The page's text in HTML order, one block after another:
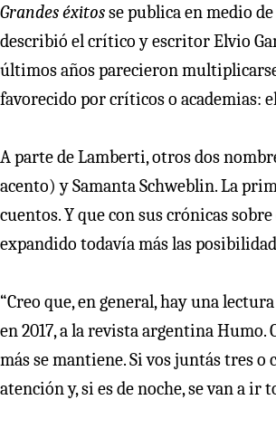
Grandes éxitosse publica en medio
describió el crítico y escritor Elvio
últimos años parecieron
favorecido por críticos o academias:
A parte de Lamberti, otros dos
acento) y Samanta Schweblin. La
cuentos. Y que con sus crónicas
expandido todavía más las
“Creo que, en general, hay una
en 2017, a la revista argentina
más se mantiene. Si vos juntás tres o
atención y, si es de noche, se van a ir